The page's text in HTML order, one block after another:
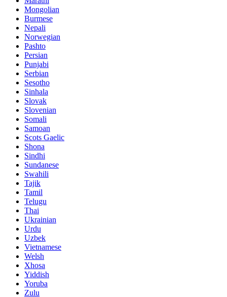
Mongolian
Burmese
Nepali
Norwegian
Pashto
Persian
Punjabi
Serbian
Sesotho
Sinhala
Slovak
Slovenian
Somali
Samoan
Scots Gaelic
Shona
Sindhi
Sundanese
Swahili
Tajik
Tamil
Telugu
Thai
Ukrainian
Urdu
Uzbek
Vietnamese
Welsh
Xhosa
Yiddish
Yoruba
Zulu